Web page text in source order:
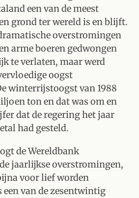
een van de meest
grond ter wereld is en blijft.
overstromingen
arme boeren gedwongen
te verlaten, maar werd
oogst
winterrijstoogst van 1988
ton en dat was om en
dat de regering het jaar
had gesteld.
de Wereldbank
jaarlijkse overstromingen,
voor lief worden
een van de zesentwintig